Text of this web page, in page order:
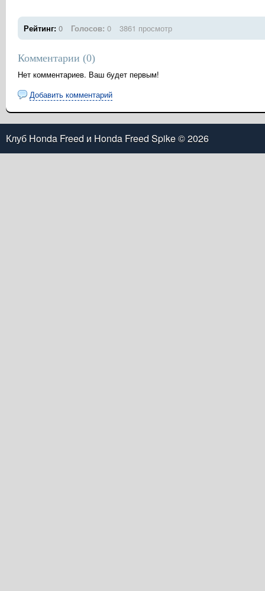
Рейтинг: 0 Голосов: 0 3861 просмотр
Комментарии (0)
Нет комментариев. Ваш будет первым!
Добавить комментарий
Клуб Honda Freed и Honda Freed Spike© 2026